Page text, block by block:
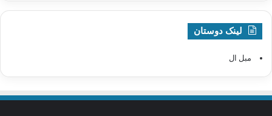
لینک دوستان
مبل ال